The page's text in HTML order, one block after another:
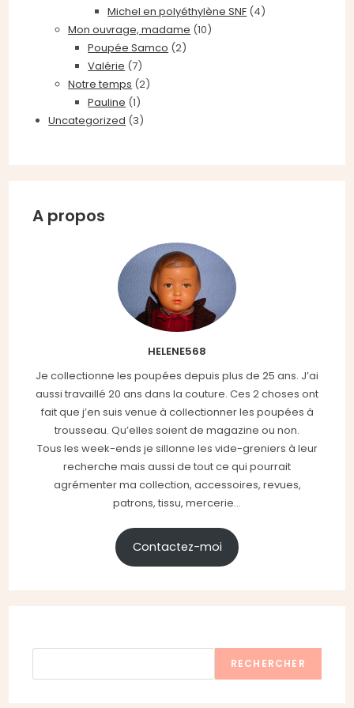
Michel en polyéthylène SNF (4)
Mon ouvrage, madame (10)
Poupée Samco (2)
Valérie (7)
Notre temps (2)
Pauline (1)
Uncategorized (3)
A propos
HELENE568
Je collectionne les poupées depuis plus de 25 ans. J’ai
aussi travaillé 20 ans dans la couture. Ces 2 choses ont
fait que j’en suis venue à collectionner les poupées à
trousseau. Qu’elles soient de magazine ou non.
Tous les week-ends je sillonne les vide-greniers à leur
recherche mais aussi de tout ce qui pourrait
agrémenter ma collection, accessoires, revues,
patrons, tissu, mercerie...
Contactez-moi
RECHERCHER